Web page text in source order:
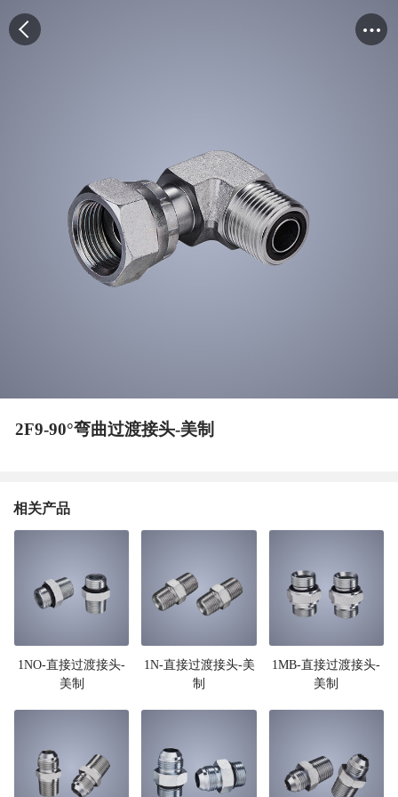
2F9-90°弯曲过渡接头-美制
相关产品
1NO-直接过渡接头-
美制
1N-直接过渡接头-美
制
1MB-直接过渡接头-
美制